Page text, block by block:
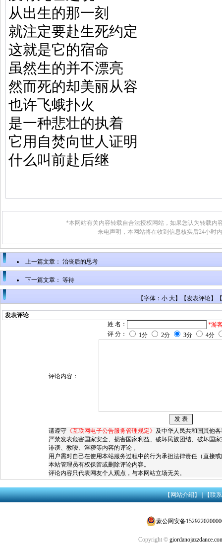
从出生的那一刻
就注定要赴生死约定
这就是它的宿命
虽然生的并不漂亮
然而死的却美丽从容
也许飞蛾扑火
是一种悲壮的执着
它用自焚向世人证明
什么叫前赴后继
*本网站有关内容转载自合法授权网站，如果您认为转载内
来电声明，本网站将在收到信息核实后24小时
上一篇文章： 治丧后的思考
下一篇文章： 等待
【字体：小 大】【发表评论】【
发表评论
姓 名：
*游
评 分：
1分 2分 3分 4分
评论内容：
请遵守 《互联网电子公告服务管理规定》 及中华人民共和国其他
严禁发表危害国家安全、损害国家利益、破坏民族团结、破坏国
诽谤、教唆、淫秽等内容的评论 。
用户需对自己在使用本站服务过程中的行为承担法律责任（直接
本站管理员有权保留或删除评论内容。
评论内容只代表网友个人观点，与本网站立场无关。
【网站介绍】|【联
蒙公网安备
Copyright ©